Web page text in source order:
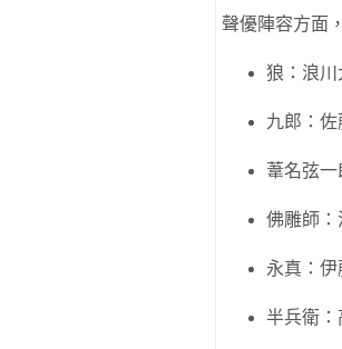
聲優陣容方面
狼：浪川
九郎：佐
葦名弦
佛雕師：
永真：伊
半兵衛：